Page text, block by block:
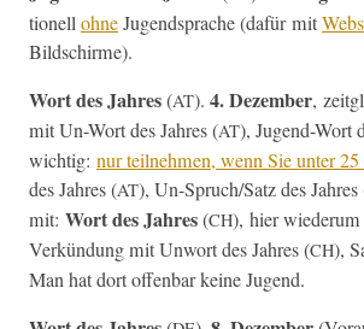
tionellohneJugend­sprache (dafür mit
Bildschirme).
Wort des Jahres(AT). 4. Dezem­ber,
mit Un-Wort des Jahres (AT), Jugend-Wort
wichtig: nur teil­nehmen, wenn Sie unter 25
des Jahres (AT), Un-Spruch/Satz des Jahres
mit: Wort des Jahres(CH), hier
Verkün­dung mit Unwort des Jahres (CH),
Man hat dort offen­bar keine Jugend.